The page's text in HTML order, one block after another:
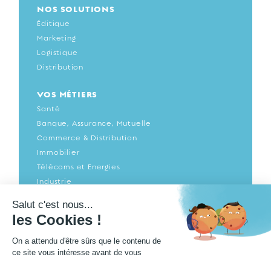
NOS SOLUTIONS
Éditique
Marketing
Logistique
Distribution
VOS MÉTIERS
Santé
Banque, Assurance, Mutuelle
Commerce & Distribution
Immobilier
Télécoms et Energies
Industrie
Agence de communication
Transport & Logistique
Bâtiment & construction